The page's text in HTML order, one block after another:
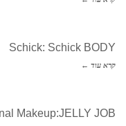
Schick: Schick BODY
קרא עוד ←
Makeup:JELLY JOB